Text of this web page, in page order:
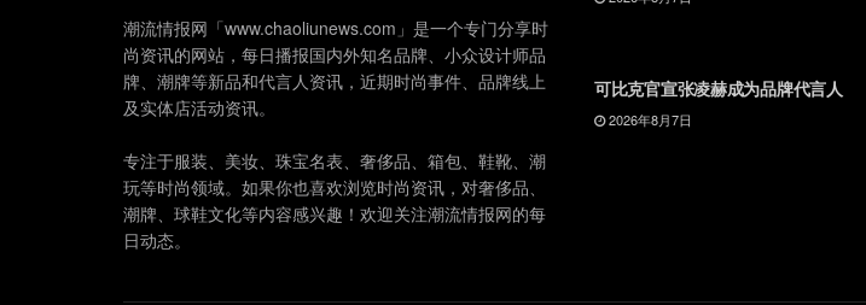
潮流情报网「www.chaoliunews.com」是一个专门分享时
尚资讯的网站，每日播报国内外知名品牌、小众设计师品
牌、潮牌等新品和代言人资讯，近期时尚事件、品牌线上
及实体店活动资讯。
专注于服装、美妆、珠宝名表、奢侈品、箱包、鞋靴、潮
玩等时尚领域。如果你也喜欢浏览时尚资讯，对奢侈品、
潮牌、球鞋文化等内容感兴趣！欢迎关注潮流情报网的每
日动态。
可比克官宣张凌赫成为品牌代言人
2026年8月7日